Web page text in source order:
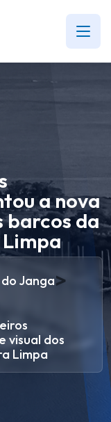
a nova
barcos da
Janga>
visual dos
Limpa